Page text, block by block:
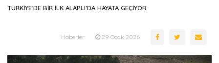
TÜRKİYE’DE BİR İLK ALAPLI’DA HAYATA GEÇİYOR.
Haberler 29 Ocak 2026